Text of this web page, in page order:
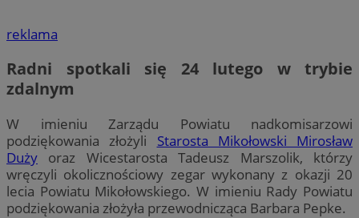
reklama
Radni spotkali się 24 lutego w trybie
zdalnym
W imieniu Zarządu Powiatu nadkomisarzowi
podziękowania złożyli Starosta Mikołowski Mirosław
Duży oraz Wicestarosta Tadeusz Marszolik, którzy
wręczyli okolicznościowy zegar wykonany z okazji 20
lecia Powiatu Mikołowskiego. W imieniu Rady Powiatu
podziękowania złożyła przewodnicząca Barbara Pepke.